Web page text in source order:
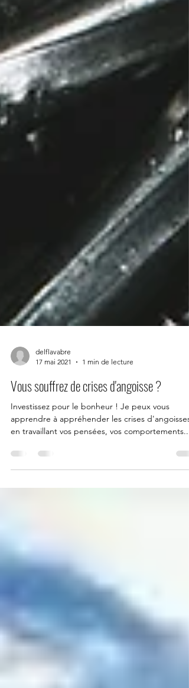
17 mai 2021
1 min de lecture
Vous souffrez de crises d'angoisse ?
Investissez pour le bonheur ! Je peux vous
en travaillant vos pensées, vos comportements...